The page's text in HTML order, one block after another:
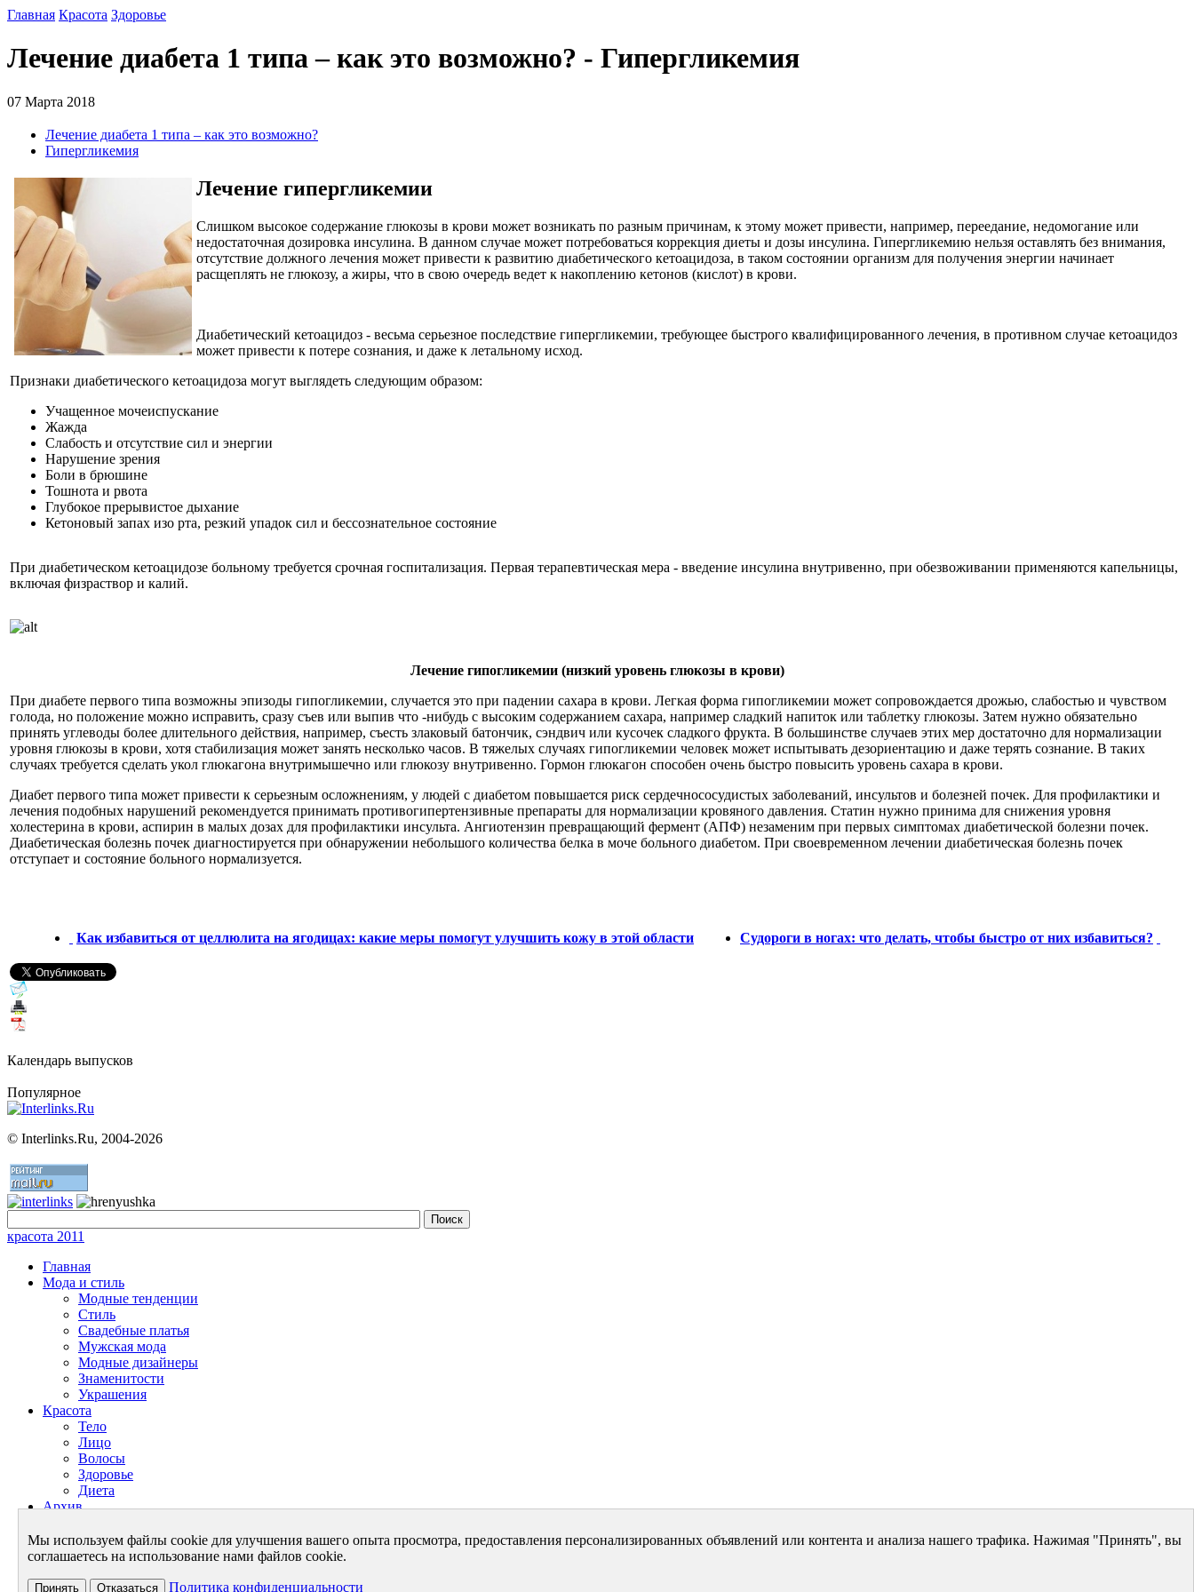
Главная Красота Здоровье
Лечение диабета 1 типа – как это возможно? - Гипергликемия
07 Марта 2018
Лечение диабета 1 типа – как это возможно?
Гипергликемия
Лечение гипергликемии
Слишком высокое содержание глюкозы в крови может возникать по разным причинам, к этому может привести, например, переедание, недомогание или
недостаточная дозировка инсулина. В данном случае может потребоваться коррекция диеты и дозы инсулина. Гипергликемию нельзя оставлять без внимания,
отсутствие должного лечения может привести к развитию диабетического кетоацидоза, в таком состоянии организм для получения энергии начинает
расщеплять не глюкозу, а жиры, что в свою очередь ведет к накоплению кетонов (кислот) в крови.
Диабетический кетоацидоз - весьма серьезное последствие гипергликемии, требующее быстрого квалифицированного лечения, в противном случае кетоацидоз
может привести к потере сознания, и даже к летальному исход.
Признаки диабетического кетоацидоза могут выглядеть следующим образом:
Учащенное мочеиспускание
Жажда
Слабость и отсутствие сил и энергии
Нарушение зрения
Боли в брюшине
Тошнота и рвота
Глубокое прерывистое дыхание
Кетоновый запах изо рта, резкий упадок сил и бессознательное состояние
При диабетическом кетоацидозе больному требуется срочная госпитализация. Первая терапевтическая мера - введение инсулина внутривенно, при обезвоживании применяются капельницы,
включая физраствор и калий.
Лечение гипогликемии (низкий уровень глюкозы в крови)
При диабете первого типа возможны эпизоды гипогликемии, случается это при падении сахара в крови. Легкая форма гипогликемии может сопровождается дрожью, слабостью и чувством
голода, но положение можно исправить, сразу съев или выпив что -нибудь с высоким содержанием сахара, например сладкий напиток или таблетку глюкозы. Затем нужно обязательно
принять углеводы более длительного действия, например, съесть злаковый батончик, сэндвич или кусочек сладкого фрукта. В большинстве случаев этих мер достаточно для нормализации
уровня глюкозы в крови, хотя стабилизация может занять несколько часов. В тяжелых случаях гипогликемии человек может испытывать дезориентацию и даже терять сознание. В таких
случаях требуется сделать укол глюкагона внутримышечно или глюкозу внутривенно. Гормон глюкагон способен очень быстро повысить уровень сахара в крови.
Диабет первого типа может привести к серьезным осложнениям, у людей с диабетом повышается риск сердечнососудистых заболеваний, инсультов и болезней почек. Для профилактики и
лечения подобных нарушений рекомендуется принимать противогипертензивные препараты для нормализации кровяного давления. Статин нужно принима для снижения уровня
холестерина в крови, аспирин в малых дозах для профилактики инсульта. Ангиотензин превращающий фермент (AПФ) незаменим при первых симптомах диабетической болезни почек.
Диабетическая болезнь почек диагностируется при обнаружении небольшого количества белка в моче больного диабетом. При своевременном лечении диабетическая болезнь почек
отступает и состояние больного нормализуется.
Как избавиться от целлюлита на ягодицах: какие меры помогут улучшить кожу в этой области Судороги в ногах: что делать, чтобы быстро от них избавиться?
Календарь выпусков
Популярное
© Interlinks.Ru, 2004-2026
красота 2011
Главная
Мода и стиль
Модные тенденции
Стиль
Свадебные платья
Мужская мода
Модные дизайнеры
Знаменитости
Украшения
Красота
Тело
Лицо
Волосы
Здоровье
Диета
Архив
Энциклопедия моды
Архив - Мода и Стиль
Архив - Новости
Мы используем файлы cookie для улучшения вашего опыта просмотра, предоставления персонализированных объявлений или контента и анализа нашего трафика. Нажимая "Принять", вы
соглашаетесь на использование нами файлов cookie.
Принять Отказаться Политика конфиденциальности